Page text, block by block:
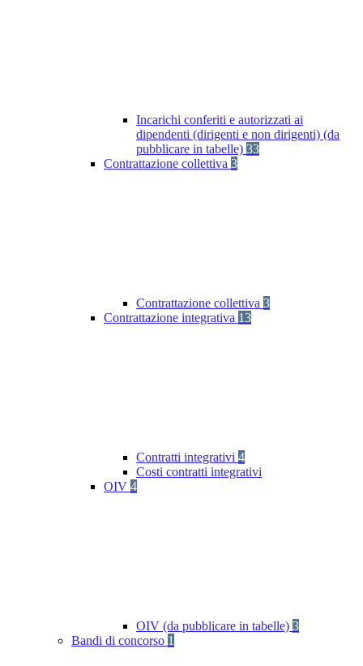
Incarichi conferiti e autorizzati ai
dipendenti (dirigenti e non dirigenti) (da
pubblicare in tabelle) 33
Contrattazione collettiva 3
Contrattazione collettiva 3
Contrattazione integrativa 13
Contratti integrativi 4
Costi contratti integrativi
OIV 4
OIV (da pubblicare in tabelle) 3
Bandi di concorso 1